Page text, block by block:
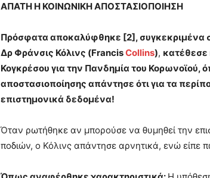
ΑΠΑΤΗ Η ΚΟΙΝΩΝΙΚΗ ΑΠΟΣΤΑΣΙΟΠΟΙΗΣΗ
Πρόσφατα αποκαλύφθηκε [2], συγκεκριμένα
Δρ Φράνσις Κόλινς (FrancisCollins), κατέθεσε
Κογκρέσου για την Πανδημία του Κορωνοϊού,
αποστασιοποίησης απάντησε ότι για τα
επιστημονικά δεδομένα!
Όταν ρωτήθηκε αν μπορούσε να θυμηθεί την
ποδιών, ο Κόλινς απάντησε αρνητικά, ενώ είπε